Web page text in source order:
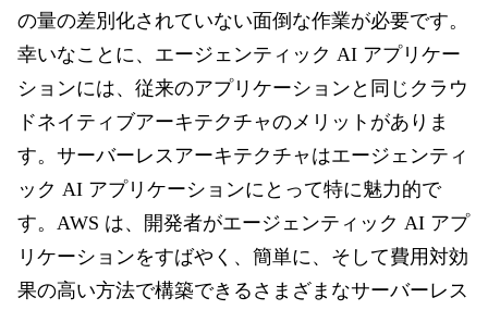
の量の差別化されていない面倒な作業が必要です。
幸いなことに、エージェンティック AI アプリケー
ションには、従来のアプリケーションと同じクラウ
ドネイティブアーキテクチャのメリットがありま
す。サーバーレスアーキテクチャはエージェンティ
ック AI アプリケーションにとって特に魅力的で
す。AWS は、開発者がエージェンティック AI アプ
リケーションをすばやく、簡単に、そして費用対効
果の高い方法で構築できるさまざまなサーバーレス